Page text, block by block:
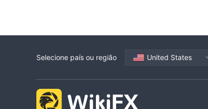
Uma desvantagem potencial do Scotiabank
potenciais e nível de proteção ao cliente.
plataformas de negociação, torna-se um
Selecione país ou região United States